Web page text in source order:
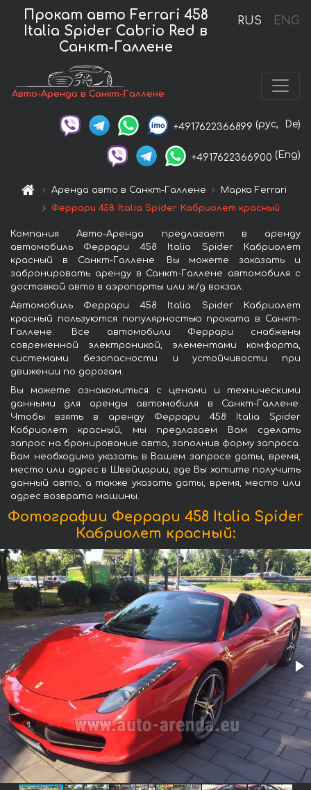
RUS ENG
Прокат авто Ferrari 458
Italia Spider Cabrio Red в
Санкт-Галлене
Авто-Аренда в Санкт-Галлене
+4917622366899 (рус, De)
+4917622366900 (Eng)
Аренда авто в Санкт-Галлене
Марка Ferrari
Феррари 458 Italia Spider Кабриолет красный
Компания Авто-Аренда предлагает в аренду
автомобиль Феррари 458 Italia Spider Кабриолет
красный в Санкт-Галлене. Вы можете заказать и
забронировать аренду в Санкт-Галлене автомобиля с
доставкой авто в аэропорты или ж/д вокзал.
Автомобиль Феррари 458 Italia Spider Кабриолет
красный пользуются популярностью проката в Санкт-
Галлене. Все автомобили Феррари снабжены
современной электроникой, элементами комфорта,
системами безопасности и устойчивости при
движении по дорогам.
Вы можете ознакомиться с ценами и техническими
данными для аренды автомобиля в Санкт-Галлене.
Чтобы взять в аренду Феррари 458 Italia Spider
Кабриолет красный, мы предлагаем Вам сделать
запрос на бронирование авто, заполнив форму запроса.
Вам необходимо указать в Вашем запросе даты, время,
место или адрес в Швейцарии, где Вы хотите получить
данный авто, а также указать даты, время, место или
адрес возврата машины.
Фотографии Феррари 458 Italia Spider
Кабриолет красный: